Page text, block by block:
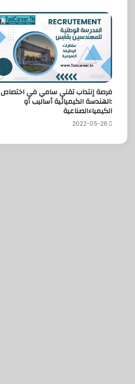
فرصة إنتداب تقني سامي في اختصاص
:الهندسة الكيميائية أساليب أو
الكيمياءالصناعية
2022-05-26